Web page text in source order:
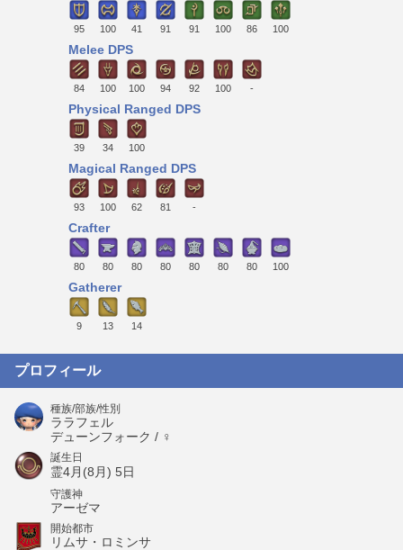
95 100 41 91 91 100 86 100
Melee DPS
84 100 100 94 92 100 -
Physical Ranged DPS
39 34 100
Magical Ranged DPS
93 100 62 81 -
Crafter
80 80 80 80 80 80 80 100
Gatherer
9 13 14
プロフィール
種族/部族/性別
ララフェル
デューンフォーク / ♀
誕生日
霊4月(8月) 5日
守護神
アーゼマ
開始都市
リムサ・ロミンサ